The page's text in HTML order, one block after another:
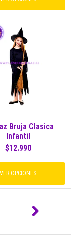
Bruja Clasica
Infantil
$12.990
VER OPCIONES